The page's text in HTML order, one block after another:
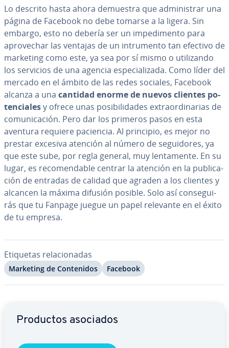
Lo descrito hasta ahora demuestra que ad­mi­ni­s­trar una
página de Facebook no debe tomarse a la ligera. Sin
embargo, esto no debería ser un im­pe­di­me­n­to para
apro­ve­char las ventajas de un in­tru­me­n­to tan efectivo de
marketing como este, ya sea por sí mismo o uti­li­za­n­do
los servicios de una agencia es­pe­cia­li­za­da. Como líder del
mercado en el ámbito de las redes sociales, Facebook
alcanza a una cantidad enorme de nuevos clientes po­
te­n­cia­lesy ofrece unas po­si­bi­li­da­des ex­trao­r­di­na­rias de
co­mu­ni­ca­ción. Pero dar los primeros pasos en esta
aventura requiere paciencia. Al principio, es mejor no
prestar excesiva atención al número de se­gui­do­res, ya
que este sube, por regla general, muy le­n­ta­me­n­te. En su
lugar, es re­co­me­n­da­ble centrar la atención en la pu­bli­ca­
ción de entradas de calidad que agraden a los clientes y
alcancen la máxima difusión posible. Solo así co­n­se­gui­
rás que tu Fanpage juegue un papel relevante en el éxito
de tu empresa.
Etiquetas re­la­cio­na­das
Marketing de Co­n­te­ni­dos Facebook
Productos asociados